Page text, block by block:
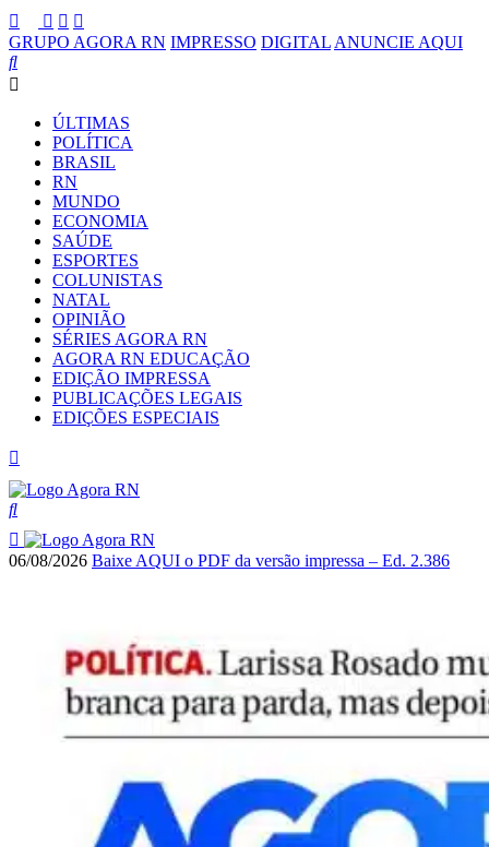
GRUPO AGORA RN IMPRESSO DIGITAL ANUNCIE AQUI
ÚLTIMAS
POLÍTICA
BRASIL
RN
MUNDO
ECONOMIA
SAÚDE
ESPORTES
COLUNISTAS
NATAL
OPINIÃO
SÉRIES AGORA RN
AGORA RN EDUCAÇÃO
EDIÇÃO IMPRESSA
PUBLICAÇÕES LEGAIS
EDIÇÕES ESPECIAIS
06/08/2026 Baixe AQUI o PDF da versão impressa – Ed. 2.386